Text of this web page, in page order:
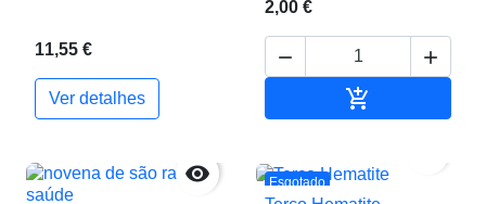
11,55 €
Ver detalhes
2,00 €
 

 Esgotado